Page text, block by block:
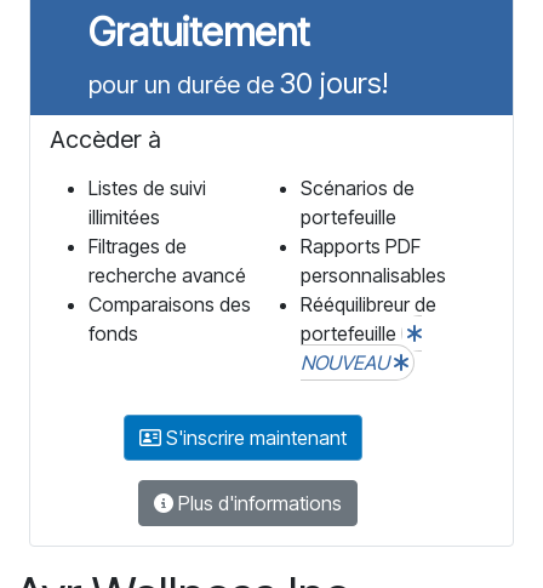
Gratuitement
pour un durée de 30 jours!
Accèder à
Listes de suivi
illimitées
Filtrages de
recherche avancé
Comparaisons des
fonds
Scénarios de
portefeuille
Rapports PDF
personnalisables
Rééquilibreur de
portefeuille
NOUVEAU
S'inscrire maintenant
Plus d'informations